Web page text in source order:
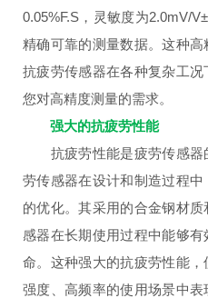
0.05%F.S，灵敏度为2.0mV/
精确可靠的测量数据。这种
抗疲劳传感器在各种复杂工
您对高精度测量的需求。
强大的抗疲劳性能
抗疲劳性能是疲劳传感器
劳传感器在设计和制造过程
的优化。其采用的合金钢材
感器在长期使用过程中能够
命。这种强大的抗疲劳性能
强度、高频率的使用场景中